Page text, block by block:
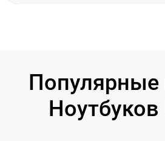
Популярные